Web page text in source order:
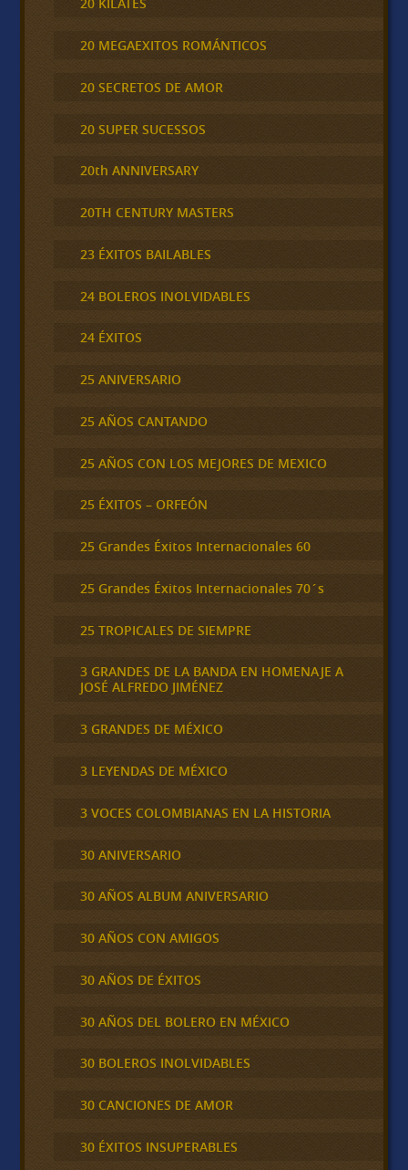
20 MEGAEXITOS ROMÁNTICOS
20 SECRETOS DE AMOR
20 SUPER SUCESSOS
20th ANNIVERSARY
20TH CENTURY MASTERS
23 ÉXITOS BAILABLES
24 BOLEROS INOLVIDABLES
24 ÉXITOS
25 ANIVERSARIO
25 AÑOS CANTANDO
25 AÑOS CON LOS MEJORES DE MEXICO
25 ÉXITOS – ORFEÓN
25 Grandes Éxitos Internacionales 60
25 Grandes Éxitos Internacionales 70´s
25 TROPICALES DE SIEMPRE
3 GRANDES DE LA BANDA EN HOMENAJE A
JOSÉ ALFREDO JIMÉNEZ
3 GRANDES DE MÉXICO
3 LEYENDAS DE MÉXICO
3 VOCES COLOMBIANAS EN LA HISTORIA
30 ANIVERSARIO
30 AÑOS ALBUM ANIVERSARIO
30 AÑOS CON AMIGOS
30 AÑOS DE ÉXITOS
30 AÑOS DEL BOLERO EN MÉXICO
30 BOLEROS INOLVIDABLES
30 CANCIONES DE AMOR
30 ÉXITOS INSUPERABLES